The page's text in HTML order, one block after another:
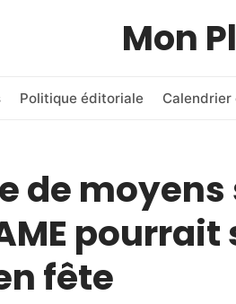
Mon
Politique éditoriale Calendrier
de
fête